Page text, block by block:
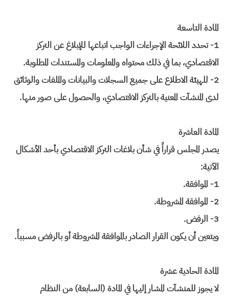
المادة التاسعة
1- تحدد اللائحة الإجراءات الواجب اتباعها للإبلاغ عن التركز
الاقتصادي، بما في ذلك محتواه والمعلومات والمستندات المطلوبة.
2- للهيئة الاطلاع على جميع السجلات والبيانات والملفات والوثائق
لدى المنشآت المعنية بالتركز الاقتصادي، والحصول على صور منها.
المادة العاشرة
يصدر المجلس قراراً في شأن بلاغات التركز الاقتصادي بأحد الأشكال
الآتية:
1- الموافقة.
2- الموافقة المشروطة.
3- الرفض.
ويتعين أن يكون القرار الصادر بالموافقة المشروطة أو بالرفض مسبباً.
المادة الحادية عشرة
لا يجوز للمنشآت المشار إليها في المادة (السابعة) من النظام